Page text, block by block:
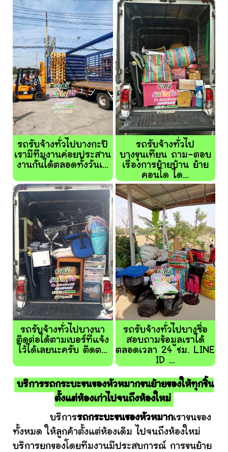
รถรับจ้างทั่วไปบางกะปิ
เรามีทีมงานค่อยประสาน
งานกันได้ตลอดทั้งวันเ...
รถรับจ้างทั่วไป
บางขุนเทียน ถาม-ตอบ
เรื่องการย้ายบ้าน ย้าย
คอนโด ได...
รถรับจ้างทั่วไปบางนา
ติดต่อได้ตามเบอร์ที่แจ้ง
ไว้ได้เลยนะครับ ติดต...
รถรับจ้างทั่วไปบางซื่อ
สอบถามข้อมูลเราได้
ตลอดเวลา 24 ชม. LINE
ID ...
บริการรถกระบะขนของหัวหมากขนย้ายของให้ทุกชิ้น
ตั้งแต่ห้องเก่าไปจนถึงห้องใหม่
บริการรถกระบะขนของหัวหมากเราขนของ
ทั้งหมด ให้ลูกค้าตั้งแต่ห้องเดิม ไปจนถึงห้องใหม่
บริการยกของโดยทีมงานมีประสบการณ์ การขนย้าย